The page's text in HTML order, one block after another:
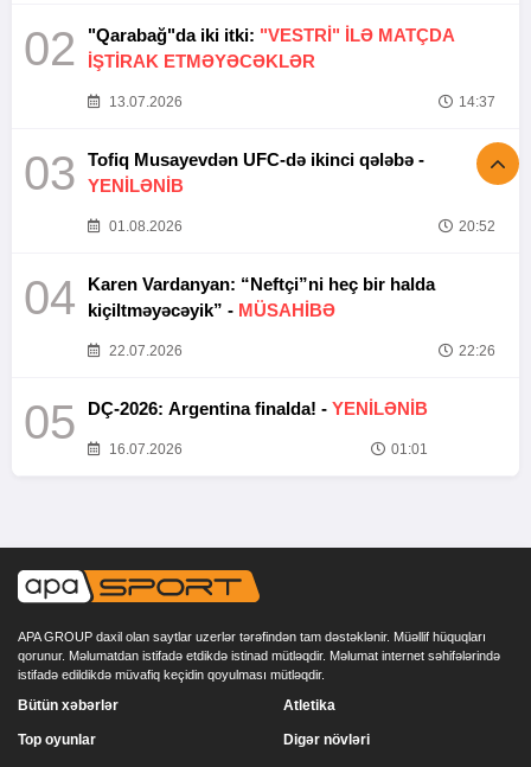
02 "Qarabağ"da iki itki: "VESTRİ" İLƏ MATÇDA
İŞTİRAK ETMƏYƏCƏKLƏR
13.07.2026 14:37
03
Tofiq Musayevdən UFC-də ikinci qələbə -
YENİLƏNİB
01.08.2026 20:52
04
Karen Vardanyan: “Neftçi”ni heç bir halda
kiçiltməyəcəyik” - MÜSAHİBƏ
22.07.2026 22:26
05 DÇ-2026: Argentina finalda! - YENİLƏNİB
16.07.2026 01:01
APA GROUP daxil olan saytlar uzerlər tərəfindən tam dəstəklənir. Müəllif hüquqları
qorunur. Məlumatdan istifadə etdikdə istinad mütləqdir. Məlumat internet səhifələrində
istifadə edildikdə müvafiq keçidin qoyulması mütləqdir.
Bütün xəbərlər
Top oyunlar
Atletika
Digər növləri